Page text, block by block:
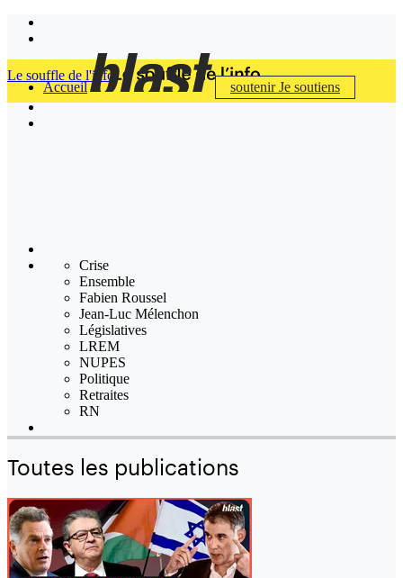
Accueil soutenirJe soutiens
Le souffle de l'info
Crise
Ensemble
Fabien Roussel
Jean-Luc Mélenchon
Législatives
LREM
NUPES
Politique
Retraites
RN
Toutes les publications